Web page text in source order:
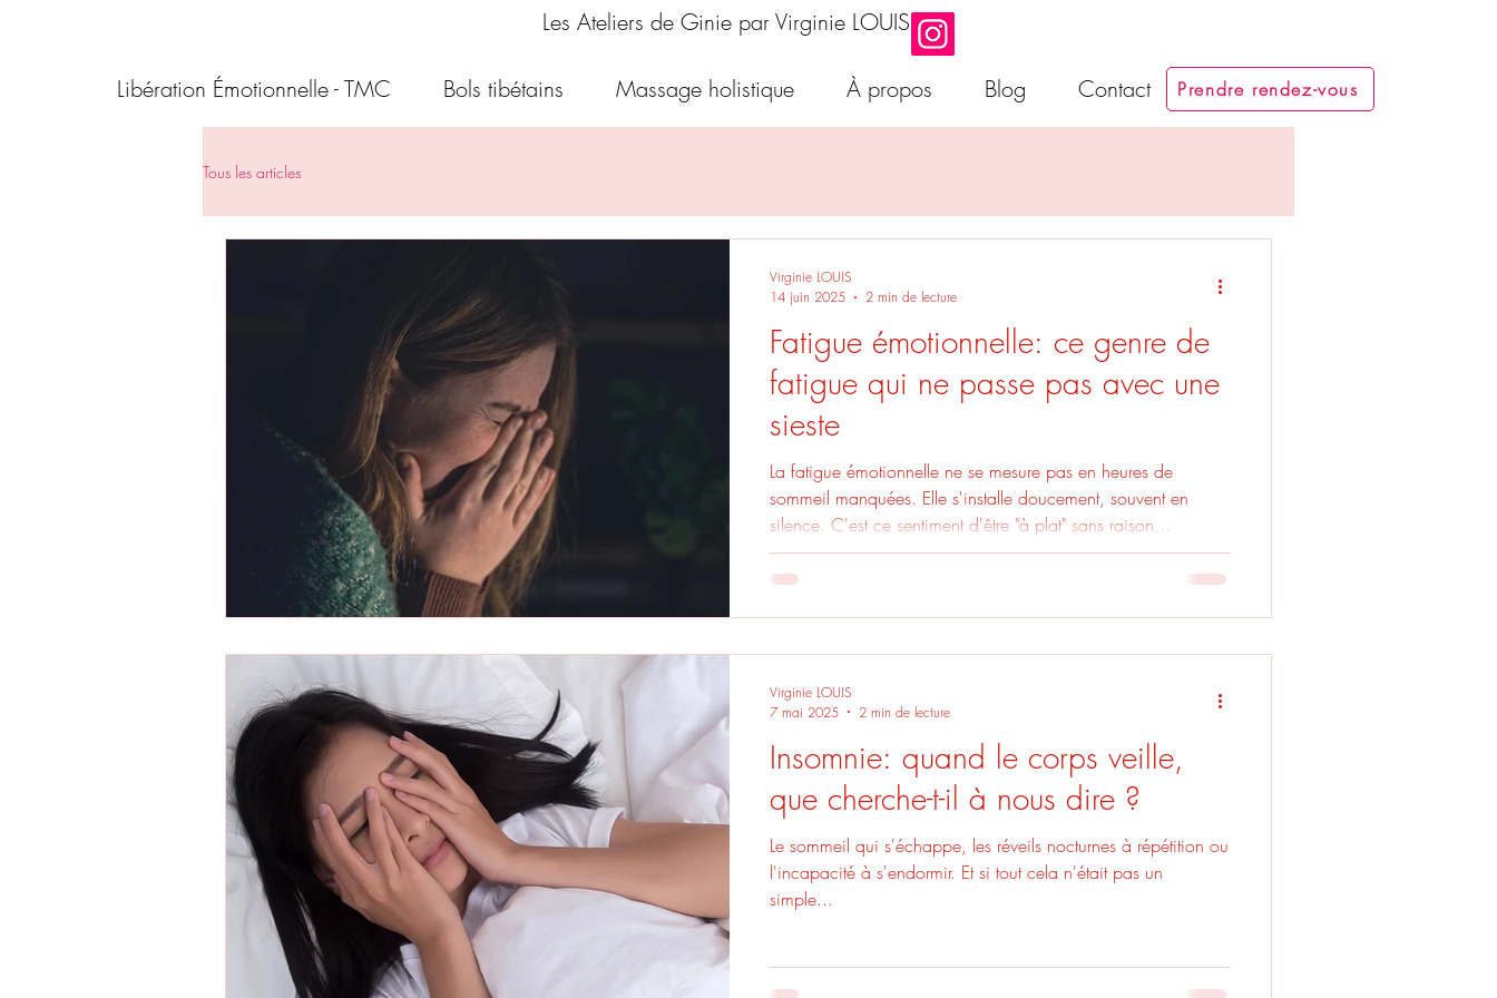
Les Ateliers de Ginie par Virginie LOUIS
Libération Émotionnelle - TMC Bols tibétains Massage holistique À propos Blog Contact Prendre rendez-vous
Tous les articles
Fatigue émotionnelle: ce genre de
fatigue qui ne passe pas avec une
sieste
La fatigue émotionnelle ne se mesure pas en heures de
sommeil manquées. Elle s'installe doucement, souvent en
silence. C'est ce sentiment d'être "à plat" sans raison
apparente. Une impression de saturation, de perte d'élan, de
lourdeur intérieure.
Virginie LOUIS
14 juin 2025
2 min de lecture
Insomnie: quand le corps veille,
que cherche-t-il à nous dire ?
Le sommeil qui s'échappe, les réveils nocturnes à répétition ou
l'incapacité à s'endormir. Et si tout cela n'était pas un
simple...
Virginie LOUIS
7 mai 2025
2 min de lecture